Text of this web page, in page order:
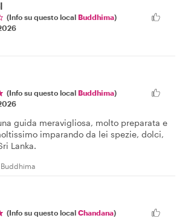
(Info su questo local Buddhima)
(Info su questo local Buddhima)
guida meravigliosa, molto preparata e
imparando da lei spezie, dolci,
Lanka.
(Info su questo local Chandana)